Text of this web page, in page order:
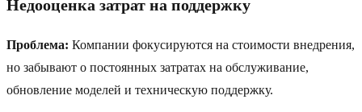
Недооценка затрат на поддержку
Проблема: Компании фокусируются на стоимости внедрения,
но забывают о постоянных затратах на обслуживание,
обновление моделей и техническую поддержку.